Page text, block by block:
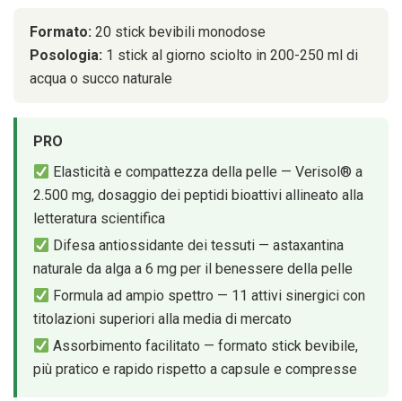
Formato: 20 stick bevibili monodose
Posologia: 1 stick al giorno sciolto in 200-250 ml di
acqua o succo naturale
PRO
Elasticità e compattezza della pelle — Verisol® a
2.500 mg, dosaggio dei peptidi bioattivi allineato alla
letteratura scientifica
Difesa antiossidante dei tessuti — astaxantina
naturale da alga a 6 mg per il benessere della pelle
Formula ad ampio spettro — 11 attivi sinergici con
titolazioni superiori alla media di mercato
Assorbimento facilitato — formato stick bevibile,
più pratico e rapido rispetto a capsule e compresse